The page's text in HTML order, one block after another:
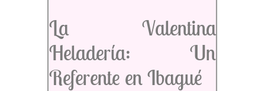
La Valentina
Heladería: Un
Referente en Ibagué